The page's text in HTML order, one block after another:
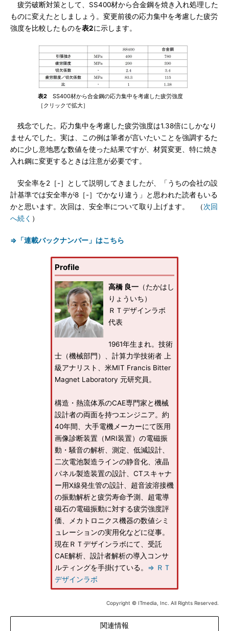
疲労破断対策として、SS400材から合金鋼を焼き入れ処理した
ものに変えたとしましょう。変更前後の応力集中を考慮した疲労
強度を比較したものを表2に示します。
表2 SS400材から合金鋼の応力集中を考慮した疲労強度
［クリックで拡大］
残念でした。応力集中を考慮した疲労強度は1.38倍にしかなり
ませんでした。実は、この例は筆者が言いたいことを強調するた
めに少し意地悪な数値を使った結果ですが、材質変更、特に焼き
入れ鋼に変更するときは注意が必要です。
安全率を2［-］として説明してきましたが、「うちの会社の設
計基準では安全率が8［-］でかなり違う」と思われた読者もいる
かと思います。次回は、安全率について取り上げます。 （次回
へ続く ）
⇒「連載バックナンバー」はこちら
Profile
高橋 良一 （たかはし
りょういち）
ＲＴデザインラボ
代表
1961年生まれ。技術
士（機械部門）、計算力学技術者 上
級アナリスト、米MIT Francis Bitter
Magnet Laboratory 元研究員。
構造・熱流体系のCAE専門家と機械
設計者の両面を持つエンジニア。約
40年間、大手電機メーカーにて医用
画像診断装置（MRI装置）の電磁振
動・騒音の解析、測定、低減設計、
二次電池製造ラインの静音化、液晶
パネル製造装置の設計、CTスキャナ
ー用X線発生管の設計、超音波溶接機
の振動解析と疲労寿命予測、超電導
磁石の電磁振動に対する疲労強度評
価、メカトロニクス機器の数値シミ
ュレーションの実用化などに従事。
現在ＲＴデザインラボにて、受託
CAE解析、設計者解析の導入コンサ
ルティングを手掛けている。 ⇒ ＲＴ
デザインラボ
Copyright © ITmedia, Inc. All Rights Reserved.
関連情報